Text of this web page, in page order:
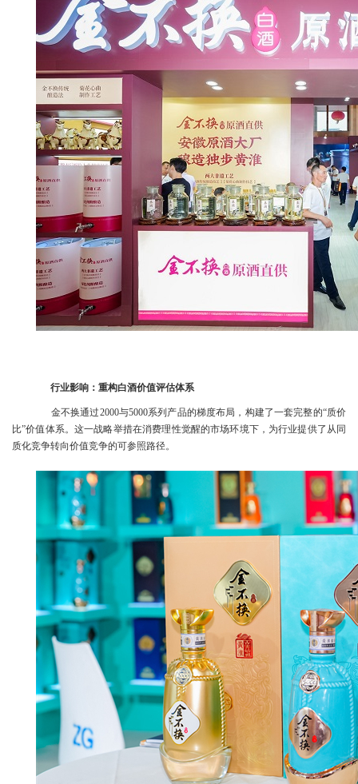
行业影响：重构白酒价值评估体系
金不换通过2000与5000系列产品的梯度布局，构建了一套完整的“质价
比”价值体系。这一战略举措在消费理性觉醒的市场环境下，为行业提供了从同
质化竞争转向价值竞争的可参照路径。